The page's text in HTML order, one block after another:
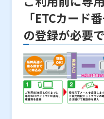
「ETCカード
の登録が必要